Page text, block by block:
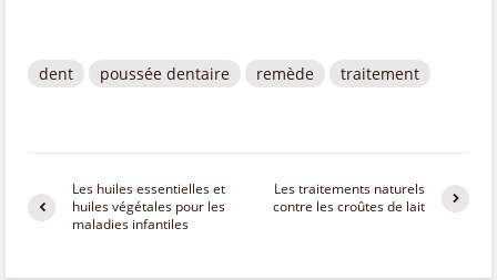
dent poussée dentaire remède traitement
Les huiles essentielles et
huiles végétales pour les
maladies infantiles
Les traitements naturels
contre les croûtes de lait